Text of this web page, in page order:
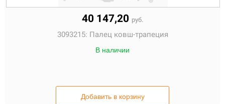
40 147,20 руб.
3093215: Палец ковш-трапеция
В наличии
Добавить в корзину